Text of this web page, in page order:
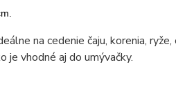
na cedenie čaju, korenia,
je vhodné aj do umývačky.